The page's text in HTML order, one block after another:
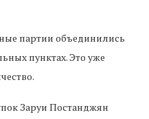
партии объединились
пунктах. Это уже
Заруи Постанджян